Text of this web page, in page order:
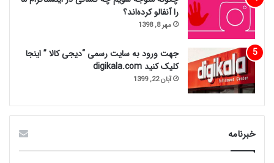
را آنفالو کرده‌اند؟
مهر 8, 1398
جهت ورود به سایت رسمی “دیجی کالا ” اینجا
کلیک کنید digikala.com
آبان 22, 1399
خبرنامه